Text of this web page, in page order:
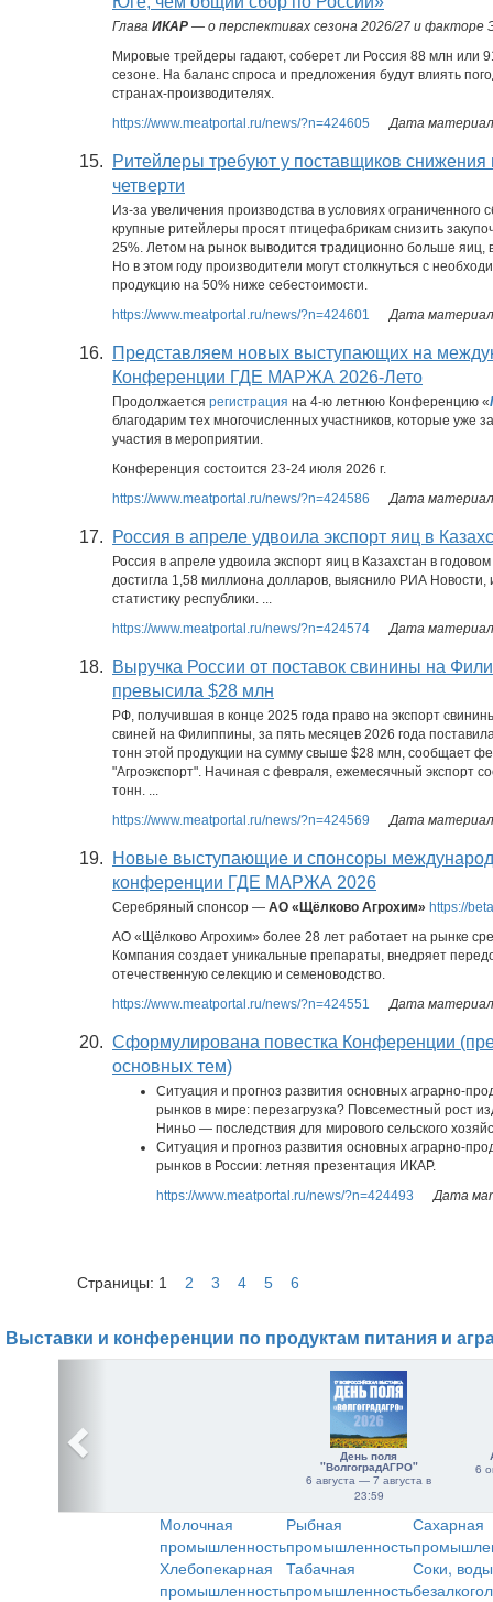
Глава ИКАР — о перспективах сезона 2026/27 и факторе
Мировые трейдеры гадают, соберет ли Россия 88 млн или
сезоне. На баланс спроса и предложения будут влиять
странах-производителях.
https://www.meatportal.ru/news/?n=424605
Дата
15.
Ритейлеры требуют у поставщиков снижения
четверти
Из-за увеличения производства в условиях ограниченного
крупные ритейлеры просят птицефабрикам снизить
25%. Летом на рынок выводится традиционно больше яиц,
Но в этом году производители могут столкнуться с
продукцию на 50% ниже себестоимости.
https://www.meatportal.ru/news/?n=424601
Дата
16.
Представляем новых выступающих на
Конференции ГДЕ МАРЖА 2026-Лето
Продолжается регистрация на 4-ю летнюю Конференцию «
благодарим тех многочисленных участников, которые уже
участия в мероприятии.
Конференция состоится 23-24 июля 2026 г.
https://www.meatportal.ru/news/?n=424586
Дата
17. Россия в апреле удвоила экспорт яиц в
Россия в апреле удвоила экспорт яиц в Казахстан в
достигла 1,58 миллиона долларов, выяснило РИА Новости,
статистику республики. ...
https://www.meatportal.ru/news/?n=424574
Дата
18.
Выручка России от поставок свинины на
превысила $28 млн
РФ, получившая в конце 2025 года право на экспорт
свиней на Филиппины, за пять месяцев 2026 года
тонн этой продукции на сумму свыше $28 млн, сообщает
"Агроэкспорт". Начиная с февраля, ежемесячный экспорт
тонн. ...
https://www.meatportal.ru/news/?n=424569
Дата
19.
Новые выступающие и спонсоры
конференции ГДЕ МАРЖА 2026
Серебряный спонсор — АО «Щёлково Агрохим» https://
АО «Щёлково Агрохим» более 28 лет работает на рынке
Компания создает уникальные препараты, внедряет
отечественную селекцию и семеноводство.
https://www.meatportal.ru/news/?n=424551
Дата
20. Сформулирована повестка Конференции
основных тем)
Ситуация и прогноз развития основных аграрно-
рынков в мире: перезагрузка? Повсеместный рост
Ниньо — последствия для мирового сельского
Ситуация и прогноз развития основных аграрно-
рынков в России: летняя презентация ИКАР.
https://www.meatportal.ru/news/?n=424493
Дата
Страницы: 1 2 3 4 5 6
Выставки и конференции по продуктам питания и
День поля
"ВолгоградАГРО"
6 августа — 7 августа в
23:59
6
Молочная
промышленность
Рыбная
промышленность
Сахарная
Хлебопекарная
промышленность
Табачная
промышленность
Соки,